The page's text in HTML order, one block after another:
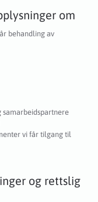
om
behandling av
samarbeidspartnere
vi får tilgang til
og rettslig